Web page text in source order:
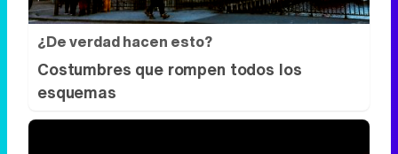
¿De verdad hacen esto?
Costumbres que rompen todos los
esquemas